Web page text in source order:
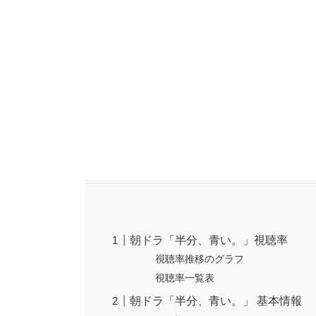
朝ドラ「半分、青い。」視聴率
視聴率推移のグラフ
視聴率一覧表
朝ドラ「半分、青い。」 基本情報